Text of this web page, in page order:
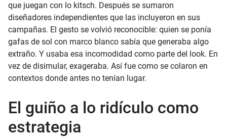
que juegan con lo kitsch. Después se sumaron
diseñadores independientes que las incluyeron en sus
campañas. El gesto se volvió reconocible: quien se ponía
gafas de sol con marco blanco sabía que generaba algo
extraño. Y usaba esa incomodidad como parte del look. En
vez de disimular, exageraba. Así fue como se colaron en
contextos donde antes no tenían lugar.
El guiño a lo ridículo como
estrategia